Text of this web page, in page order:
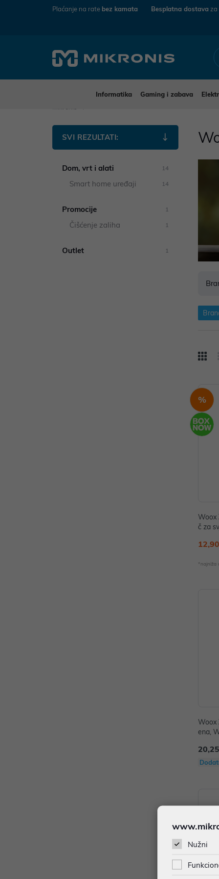
Plaćanje na rate bez kamata Besplatna dostava
Informatika Gaming i zabava
SVI REZULTATI:
Dom, vrt i alati 14
Smart home uređaji 14
Promocije 1
Čišćenje zaliha 1
Outlet 1
%
Woox
č za
*najniža
Woox
ena,
Nužni